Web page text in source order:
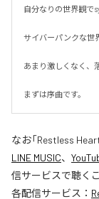
自分なりの世界観で
サイバーパンクな世
あまり激しくなく、
まずは序曲です。
なお「Restless
LINE MUSIC、
信サービスで聴く
各配信サービス：